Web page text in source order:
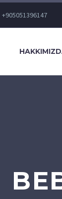
+905051396147